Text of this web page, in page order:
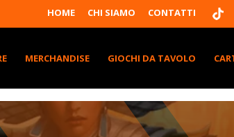
HOME CHI SIAMO CONTATTI
K
K
MERCHANDISE GIOCHI DA TAVOLO